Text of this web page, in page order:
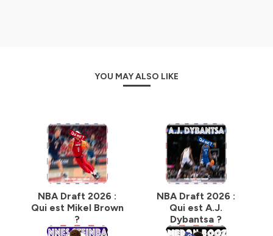
YOU MAY ALSO LIKE
NBA Draft 2026 :
Qui est Mikel Brown
?
NBA Draft 2026 :
Qui est A.J.
Dybantsa ?